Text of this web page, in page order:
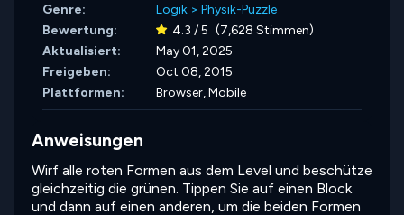
Genre: Logik > Physik-Puzzle
Bewertung:
4.3 / 5 (7,628 Stimmen)
Aktualisiert:
May 01, 2025
Freigeben:
Oct 08, 2015
Plattformen:
Browser, Mobile
Anweisungen
Wirf alle roten Formen aus dem Level und beschütze
gleichzeitig die grünen. Tippen Sie auf einen Block
und dann auf einen anderen, um die beiden Formen